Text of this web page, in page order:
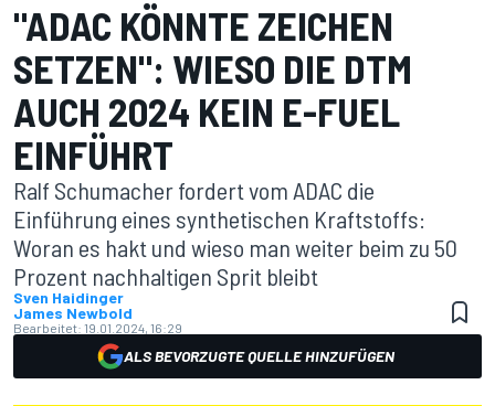
"ADAC KÖNNTE ZEICHEN
SETZEN": WIESO DIE DTM
AUCH 2024 KEIN E-FUEL
EINFÜHRT
Ralf Schumacher fordert vom ADAC die
Einführung eines synthetischen Kraftstoffs:
Woran es hakt und wieso man weiter beim zu 50
Prozent nachhaltigen Sprit bleibt
Sven Haidinger
James Newbold
Bearbeitet: 19.01.2024, 16:29
ALS BEVORZUGTE QUELLE HINZUFÜGEN